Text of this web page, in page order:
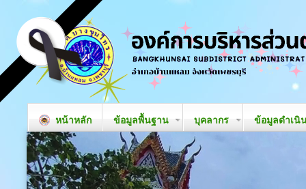
หน้าหลัก ข้อมูลพื้นฐาน บุคลากร ข้อมูลดำเนิ